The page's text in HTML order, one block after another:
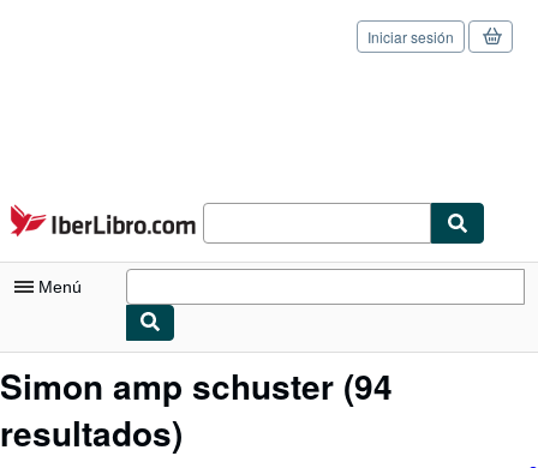
Pasar al contenido principal
IberLibro.com
Iniciar sesión
Menú
Mi cuenta
Consultar mis pedidos
Simon amp schuster (94
resultados)